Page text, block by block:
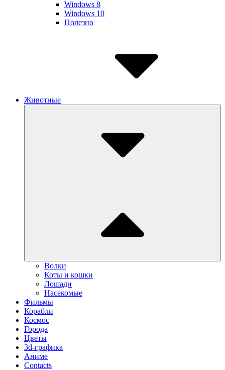
Windows 8
Windows 10
Полезно
Животные
Волки
Коты и кошки
Лошади
Насекомые
Фильмы
Корабли
Космос
Города
Цветы
3d-графика
Аниме
Contacts